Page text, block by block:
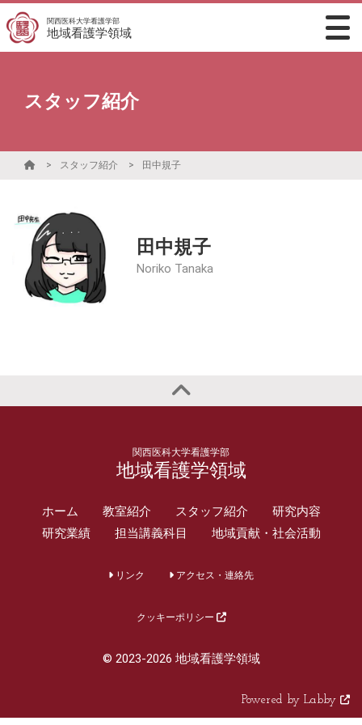
関西医科大学看護学部
地域看護学領域
スタッフ紹介
スタッフ紹介 田中規子
田中規子
Noriko Tanaka
関西医科大学看護学部
地域看護学領域
ホーム 教室紹介 スタッフ紹介
研究内容
研究業績
担当講義科目 地域貢献・社会活動
リンク アクセス・連絡先
クッキーポリシー
© 2023-2026 地域看護学領域
Powered by Labby